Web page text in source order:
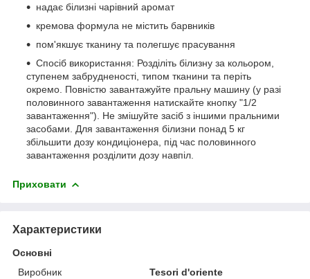
надає білизні чарівний аромат
кремова формула не містить барвників
пом'якшує тканину та полегшує прасування
Спосіб використання: Розділіть білизну за кольором,
ступенем забрудненості, типом тканини та періть
окремо. Повністю завантажуйте пральну машину (у разі
половинного завантаження натискайте кнопку "1/2
завантаження"). Не змішуйте засіб з іншими пральними
засобами. Для завантаження білизни понад 5 кг
збільшити дозу кондиціонера, під час половинного
завантаження розділити дозу навпіл.
Приховати
Характеристики
Основні
Виробник
Tesori d'oriente